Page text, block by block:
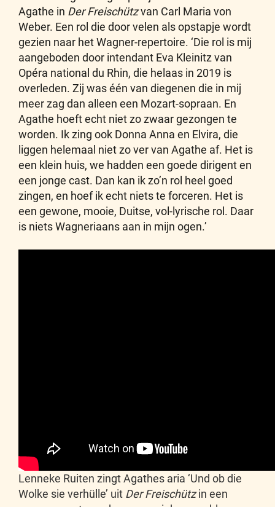
Agathe in Der Freischützvan Carl Maria von
Weber. Een rol die door velen als opstapje wordt
gezien naar het Wagner-repertoire. ‘Die rol is mij
aangeboden door intendant Eva Kleinitz van
Opéra national du Rhin, die helaas in 2019 is
overleden. Zij was één van diegenen die in mij
meer zag dan alleen een Mozart-sopraan. En
Agathe hoeft echt niet zo zwaar gezongen te
worden. Ik zing ook Donna Anna en Elvira, die
liggen helemaal niet zo ver van Agathe af. Het is
een klein huis, we hadden een goede dirigent en
een jonge cast. Dan kan ik zo’n rol heel goed
zingen, en hoef ik echt niets te forceren. Het is
een gewone, mooie, Duitse, vol-lyrische rol. Daar
is niets Wagneriaans aan in mijn ogen.’
Lenneke Ruiten zingt Agathes aria ‘Und ob die
Wolke sie verhülle’ uit Der Freischützin een